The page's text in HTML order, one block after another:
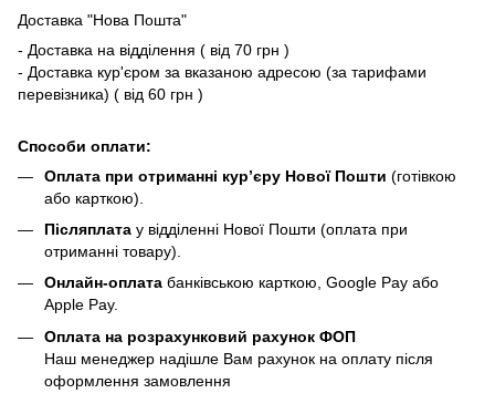
Доставка "Нова Пошта"
- Доставка на відділення ( від 70 грн )
- Доставка кур'єром за вказаною адресою (за тарифами
перевізника) ( від 60 грн )
Способи оплати:
Оплата при отриманні кур’єру Нової Пошти (готівкою
або карткою).
Післяплата у відділенні Нової Пошти (оплата при
отриманні товару).
Онлайн-оплата банківською карткою, Google Pay або
Apple Pay.
Оплата на розрахунковий рахунок ФОП
Наш менеджер надішле Вам рахунок на оплату після
оформлення замовлення